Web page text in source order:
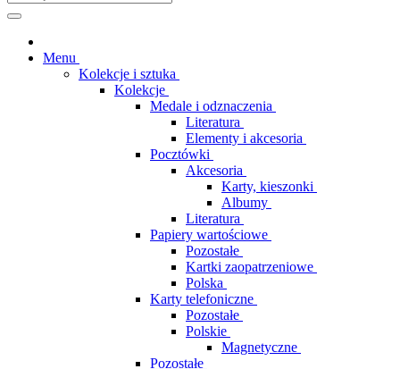
Menu
Kolekcje i sztuka
Kolekcje
Medale i odznaczenia
Literatura
Elementy i akcesoria
Pocztówki
Akcesoria
Karty, kieszonki
Albumy
Literatura
Papiery wartościowe
Pozostałe
Kartki zaopatrzeniowe
Polska
Karty telefoniczne
Pozostałe
Polskie
Magnetyczne
Pozostałe